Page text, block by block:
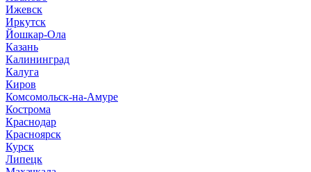
Ижевск
Иркутск
Йошкар-Ола
Казань
Калининград
Калуга
Киров
Комсомольск-на-Амуре
Кострома
Краснодар
Красноярск
Курск
Липецк